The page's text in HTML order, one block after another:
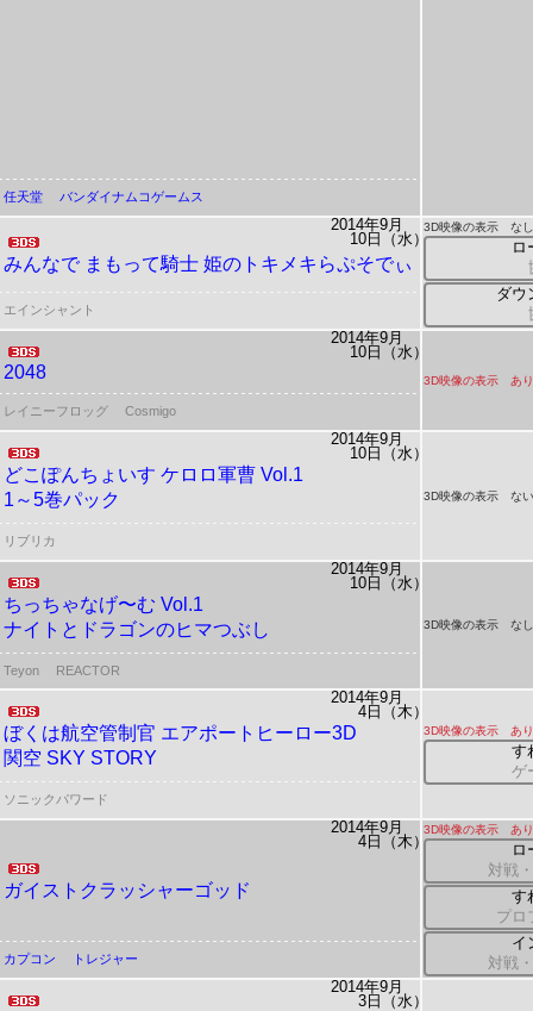
任天堂 バンダイナムコゲームス
2014年9月
10日（水）
みんなで まもって騎士 姫のトキメキらぷそでぃ
3D映像の表示 なし
ロ
ダウ
エインシャント
2014年9月
10日（水）
2048 3D映像の表示 あり
レイニーフロッグ Cosmigo
2014年9月
10日（水）
どこぽんちょいす ケロロ軍曹 Vol.1
1～5巻パック
3D映像の表示 な
リブリカ
2014年9月
10日（水）
ちっちゃなげ〜む Vol.1
ナイトとドラゴンのヒマつぶし
3D映像の表示 なし
Teyon REACTOR
2014年9月
4日（木）
ぼくは航空管制官 エアポートヒーロー3D
関空 SKY STORY
3D映像の表示 あり
す
ゲ
ソニックパワード
2014年9月
4日（木）
ガイストクラッシャーゴッド
3D映像の表示 あり
ロ
対戦
す
プロ
イ
対戦
カプコン トレジャー
2014年9月
3日（水）